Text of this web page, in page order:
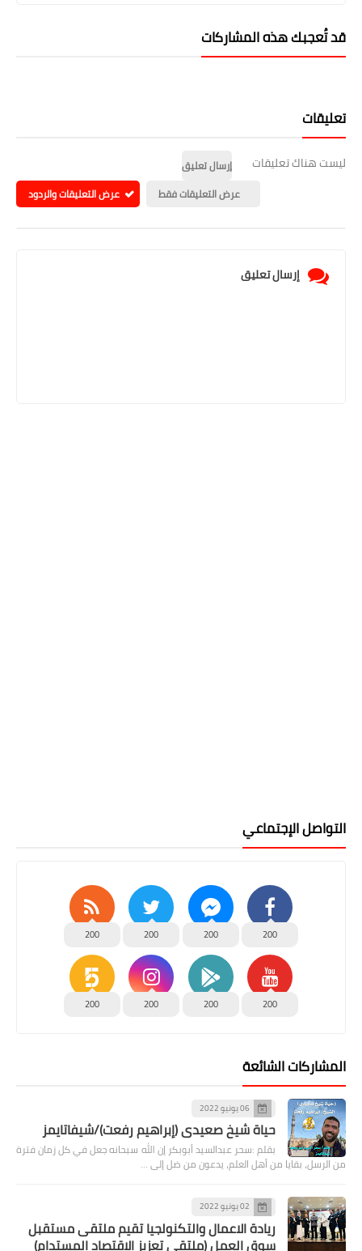
قد تُعجبك هذه المشاركات
تعليقات
ليست هناك تعليقات
إرسال تعليق
عرض التعليقات فقط
عرض التعليقات والردود
إرسال تعليق
التواصل الإجتماعي
200
200
200
200
200
200
200
200
المشاركات الشائعة
06 يونيو 2022
حياة شيخ صعيدى (إبراهيم رفعت)/شيفاتايمز
بقلم :سحر عبدالسيد أبوبكر إن الله سبحانه جعل في كل زمان فترة
من الرسل، بقايا من أهل العلم، يدعون من ضل إلى …
02 يونيو 2022
ريادة الاعمال والتكنولجيا تقيم ملتقى مستقبل
سوق العمل (ملتقى تعزيز الاقتصاد المستدام)